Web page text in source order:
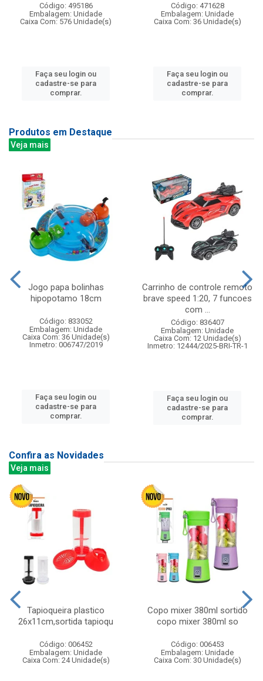
Código: 495186
Embalagem: Unidade
Caixa Com: 576 Unidade(s)
Faça seu login ou
cadastre-se para
comprar.
Código: 471628
Embalagem: Unidade
Caixa Com: 36 Unidade(s)
Faça seu login ou
cadastre-se para
comprar.
Produtos em Destaque
Veja mais
Jogo papa bolinhas
hipopotamo 18cm
Código: 833052
Embalagem: Unidade
Caixa Com: 36 Unidade(s)
Inmetro: 006747/2019
Faça seu login ou
cadastre-se para
comprar.
Carrinho de controle remoto
brave speed 1:20, 7 funcoes
com ...
Código: 836407
Embalagem: Unidade
Caixa Com: 12 Unidade(s)
Inmetro: 12444/2025-BRI-TR-1
Faça seu login ou
cadastre-se para
comprar.
Confira as Novidades
Veja mais
Tapioqueira plastico
26x11cm,sortida tapioqu
Código: 006452
Embalagem: Unidade
Caixa Com: 24 Unidade(s)
Copo mixer 380ml sortido
copo mixer 380ml so
Código: 006453
Embalagem: Unidade
Caixa Com: 30 Unidade(s)